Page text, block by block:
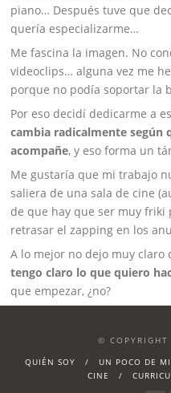
piano… Después tuve que
quería especializarme…
Me fascina la imagen. No
videoclips… alguna vez me
porque no podía soportar la
Por eso decidí dedicarme a
cambia radicalmente según
acompañe, y eso forma un
Me gustaría que mi trabajo
saliera de una sala de cine
de que hay que ser muy friki
retrasar el zapping en los
A lo mejor no dejo muy claro
tengo claro lo que quiero
que empezar, ¿no?
© COPYRIGHT
QUIÉN SOY
UN POCO DE
CINE